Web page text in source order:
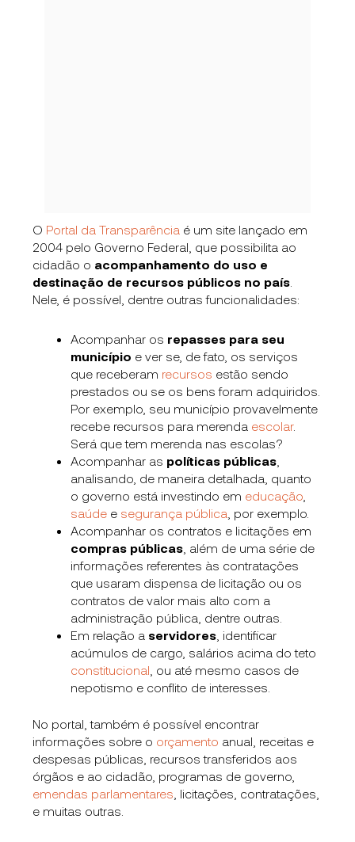
O Portal da Transparência é um site lançado em
2004 pelo Governo Federal, que possibilita ao
cidadão o acompanhamento do uso e
destinação de recursos públicos no país
Nele, é possível, dentre outras funcionalidades:
Acompanhar os repasses para seu
município e ver se, de fato, os serviços
que receberam recursos estão sendo
prestados ou se os bens foram adquiridos.
Por exemplo, seu município provavelmente
recebe recursos para merenda escolar.
Será que tem merenda nas escolas?
Acompanhar as políticas públicas
analisando, de maneira detalhada, quanto
o governo está investindo em educação
saúde e segurança pública , por exemplo.
Acompanhar os contratos e licitações em
compras públicas , além de uma série de
informações referentes às contratações
que usaram dispensa de licitação ou os
contratos de valor mais alto com a
administração pública, dentre outras.
Em relação a servidores , identificar
acúmulos de cargo, salários acima do teto
constitucional , ou até mesmo casos de
nepotismo e conflito de interesses.
No portal, também é possível encontrar
informações sobre o orçamento anual, receitas e
despesas públicas, recursos transferidos aos
órgãos e ao cidadão, programas de governo,
emendas parlamentares , licitações, contratações,
e muitas outras.